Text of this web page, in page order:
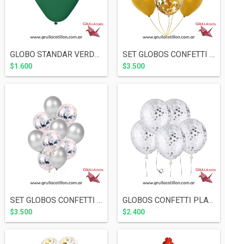
GLOBO STANDAR VERDE 9" x10
$1.600
SET GLOBOS CONFETTI DORADO Y PERLADO DOR...
$3.500
SET GLOBOS CONFETTI PLATEADO Y PERLADO P...
$3.500
GLOBOS CONFETTI PLATEADO x5
$2.400